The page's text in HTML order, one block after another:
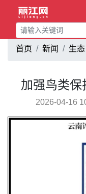
首页 新闻 生态
加强鸟类保
2026-04-16